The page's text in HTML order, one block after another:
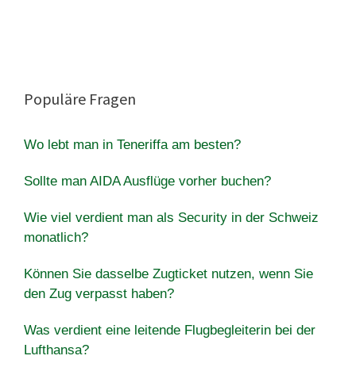
Populäre Fragen
Wo lebt man in Teneriffa am besten?
Sollte man AIDA Ausflüge vorher buchen?
Wie viel verdient man als Security in der Schweiz
monatlich?
Können Sie dasselbe Zugticket nutzen, wenn Sie
den Zug verpasst haben?
Was verdient eine leitende Flugbegleiterin bei der
Lufthansa?